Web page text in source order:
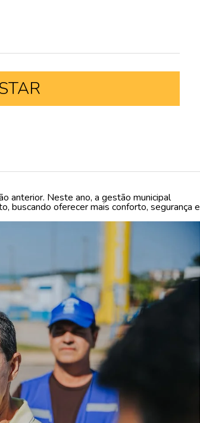
anterior. Neste ano, a gestão municipal
buscando oferecer mais conforto, segurança e